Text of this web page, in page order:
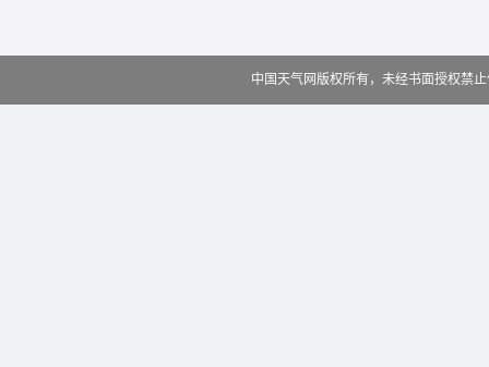
中国天气网版权所有，未经书面授权